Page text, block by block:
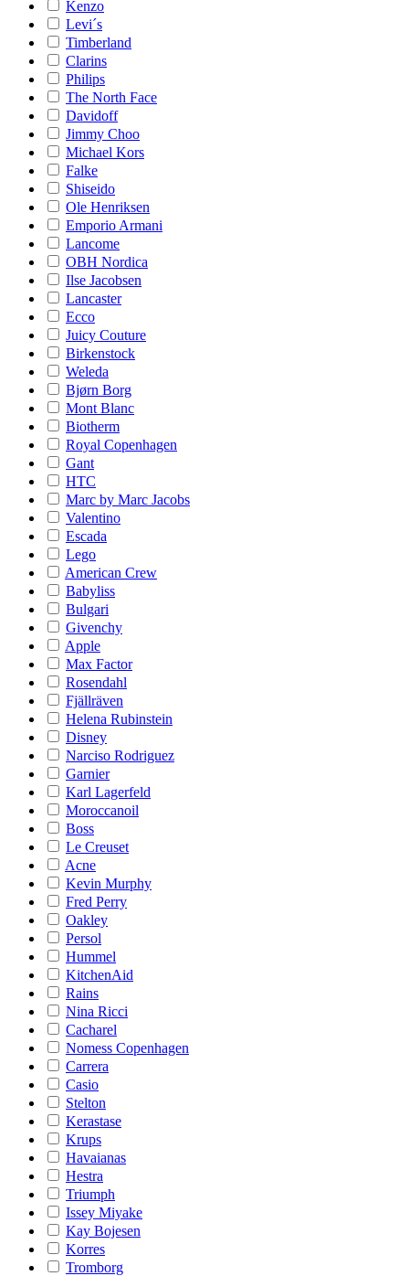
Kenzo
Levi´s
Timberland
Clarins
Philips
The North Face
Davidoff
Jimmy Choo
Michael Kors
Falke
Shiseido
Ole Henriksen
Emporio Armani
Lancome
OBH Nordica
Ilse Jacobsen
Lancaster
Ecco
Juicy Couture
Birkenstock
Weleda
Bjørn Borg
Mont Blanc
Biotherm
Royal Copenhagen
Gant
HTC
Marc by Marc Jacobs
Valentino
Escada
Lego
American Crew
Babyliss
Bulgari
Givenchy
Apple
Max Factor
Rosendahl
Fjällräven
Helena Rubinstein
Disney
Narciso Rodriguez
Garnier
Karl Lagerfeld
Moroccanoil
Boss
Le Creuset
Acne
Kevin Murphy
Fred Perry
Oakley
Persol
Hummel
KitchenAid
Rains
Nina Ricci
Cacharel
Nomess Copenhagen
Carrera
Casio
Stelton
Kerastase
Krups
Havaianas
Hestra
Triumph
Issey Miyake
Kay Bojesen
Korres
Tromborg